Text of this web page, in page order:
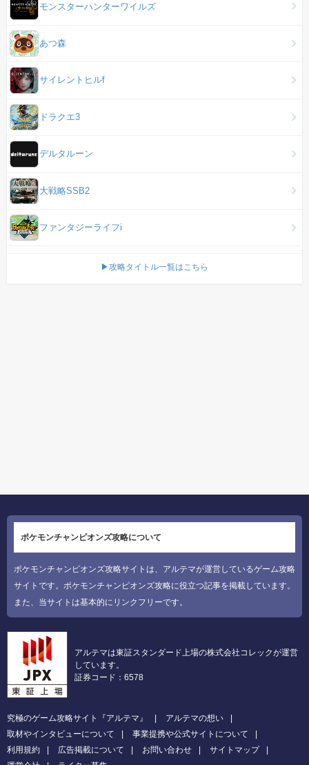
モンスターハンターワイルズ
あつ森
サイレントヒルf
ドラクエ3
デルタルーン
大戦略SSB2
ファンタジーライフi
▶攻略タイトル一覧はこちら
ポケモンチャンピオンズ攻略について
ポケモンチャンピオンズ攻略サイトは、アルテマが運営しているゲーム攻略
サイトです。ポケモンチャンピオンズ攻略に役立つ記事を掲載しています。
また、当サイトは基本的にリンクフリーです。
アルテマは東証スタンダード上場の株式会社コレックが運営
しています。
証券コード：6578
究極のゲーム攻略サイト『アルテマ』
アルテマの想い
取材やインタビューについて
事業提携や公式サイトについて
利用規約
広告掲載について お問い合わせ
サイトマップ